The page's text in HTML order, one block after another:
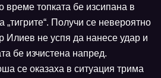
време топката бе изсипана в
„тигрите“. Получи се невероятно
Илиев не успя да нанесе удар и
бе изчистена напред.
се оказаха в ситуация трима